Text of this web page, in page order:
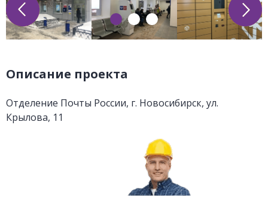
Описание проекта
Отделение Почты России, г. Новосибирск, ул.
Крылова, 11